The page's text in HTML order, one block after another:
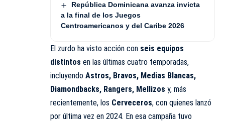
República Dominicana avanza invicta
a la final de los Juegos
Centroamericanos y del Caribe 2026
El zurdo ha visto acción con seis equipos
distintos en las últimas cuatro temporadas,
incluyendo Astros, Bravos, Medias Blancas,
Diamondbacks, Rangers, Mellizos y, más
recientemente, los Cerveceros, con quienes lanzó
por última vez en 2024. En esa campaña tuvo